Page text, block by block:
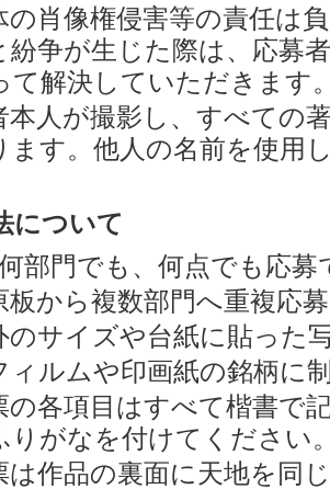
の肖像権侵害等の責任は
紛争が生じた際は、応募
て解決していただきます
本人が撮影し、すべての
ます。他人の名前を使用
について
部門でも、何点でも応募
板から複数部門へ重複応
のサイズや台紙に貼った
ィルムや印画紙の銘柄に
の各項目はすべて楷書で
りがなを付けてください
は作品の裏面に天地を同